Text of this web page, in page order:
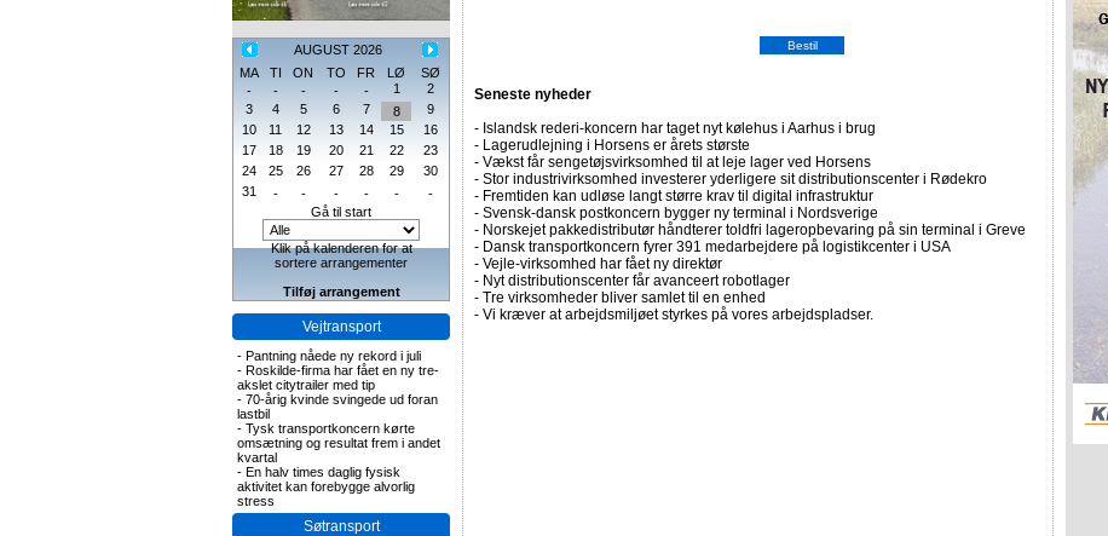
AUGUST 2026
MA
TI ON TO FR LØ
SØ
-
- - - - 1
2
3
4 5 6 7 8
9
10
11 12 13 14 15
16
17
18 19 20 21 22
23
24
25 26 27 28 29
30
31
- - - - -
-
Gå til start
Klik på kalenderen for at
sortere arrangementer
Tilføj arrangement
Vejtransport
- Pantning nåede ny rekord i juli
- Roskilde-firma har fået en ny tre-
akslet citytrailer med tip
- 70-årig kvinde svingede ud foran
lastbil
- Tysk transportkoncern kørte
omsætning og resultat frem i andet
kvartal
- En halv times daglig fysisk
aktivitet kan forebygge alvorlig
stress
Søtransport
Seneste nyheder
- Islandsk rederi-koncern har taget nyt kølehus i Aarhus i brug
- Lagerudlejning i Horsens er årets største
- Vækst får sengetøjsvirksomhed til at leje lager ved Horsens
- Stor industrivirksomhed investerer yderligere sit distributionscenter i Rødekro
- Fremtiden kan udløse langt større krav til digital infrastruktur
- Svensk-dansk postkoncern bygger ny terminal i Nordsverige
- Norskejet pakkedistributør håndterer toldfri lageropbevaring på sin terminal i Greve
- Dansk transportkoncern fyrer 391 medarbejdere på logistikcenter i USA
- Vejle-virksomhed har fået ny direktør
- Nyt distributionscenter får avanceert robotlager
- Tre virksomheder bliver samlet til en enhed
- Vi kræver at arbejdsmiljøet styrkes på vores arbejdspladser.